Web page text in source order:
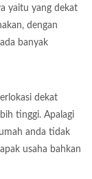
yaitu yang dekat
dengan
banyak
dekat
tinggi. Apalagi
anda tidak
usaha bahkan